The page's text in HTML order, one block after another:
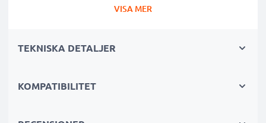
material gör sladden hållbar
samt firmware-uppdateringar.
VISA MER
TEKNISKA DETALJER
KOMPATIBILITET